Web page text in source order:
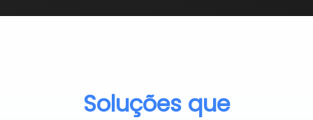
Soluções que